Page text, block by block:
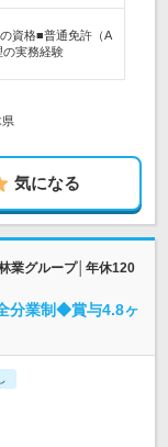
資格■普通免許（A
実務経験
県
気になる
業グループ│年休120
分業制◆賞与4.8ヶ